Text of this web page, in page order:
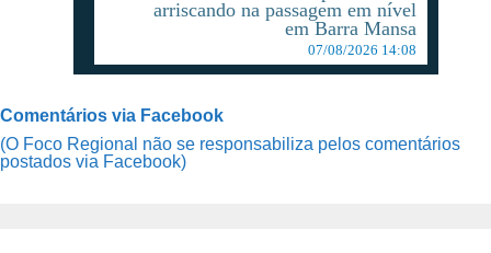
arriscando na passagem em nível
em Barra Mansa
07/08/2026 14:08
Comentários via Facebook
(O Foco Regional não se responsabiliza pelos comentários
postados via Facebook)